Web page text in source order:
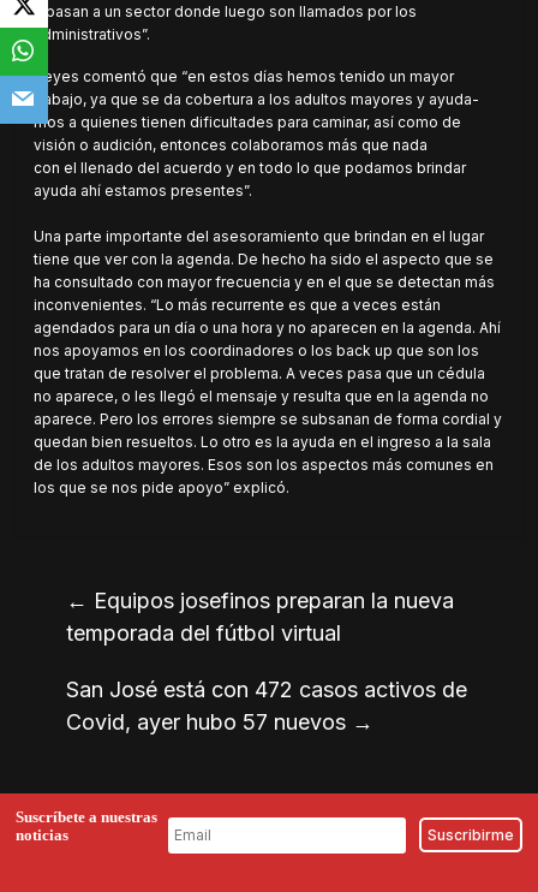
y pasan a un sector donde luego son llamados por los
administrativos”.
Reyes comentó que “en estos días hemos tenido un mayor
trabajo, ya que se da cobertura a los adultos mayores y ayuda-
mos a quienes tienen dificultades para caminar, así como de
visión o audición, entonces colaboramos más que nada
con el llenado del acuerdo y en todo lo que podamos brindar
ayuda ahí estamos presentes”.
Una parte importante del asesoramiento que brindan en el lugar
tiene que ver con la agenda. De hecho ha sido el aspecto que se
ha consultado con mayor frecuencia y en el que se detectan más
inconvenientes. “Lo más recurrente es que a veces están
agendados para un día o una hora y no aparecen en la agenda. Ahí
nos apoyamos en los coordinadores o los back up que son los
que tratan de resolver el problema. A veces pasa que un cédula
no aparece, o les llegó el mensaje y resulta que en la agenda no
aparece. Pero los errores siempre se subsanan de forma cordial y
quedan bien resueltos. Lo otro es la ayuda en el ingreso a la sala
de los adultos mayores. Esos son los aspectos más comunes en
los que se nos pide apoyo” explicó.
← Equipos josefinos preparan la nueva
temporada del fútbol virtual
San José está con 472 casos activos de
Covid, ayer hubo 57 nuevos →
Suscríbete a nuestras
noticias